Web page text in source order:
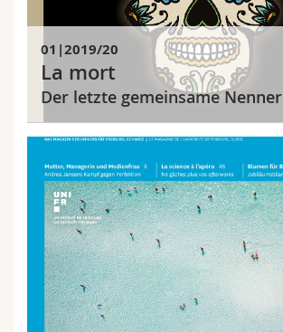
01|2019/20
La mort
Der letzte gemeinsame Nenner